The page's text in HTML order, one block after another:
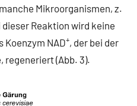
Mikroorganismen, z.
dieser Reaktion wird keine
Koenzym NAD+, der bei der
regeneriert (Abb. 3).